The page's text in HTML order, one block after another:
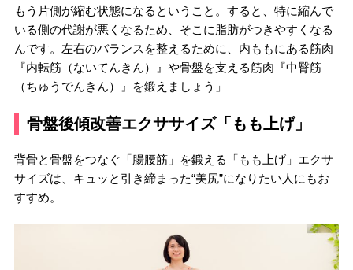
もう片側が縮む状態になるということ。すると、特に縮んで
いる側の代謝が悪くなるため、そこに脂肪がつきやすくなる
んです。左右のバランスを整えるために、内ももにある筋肉
『内転筋（ないてんきん）』や骨盤を支える筋肉『中臀筋
（ちゅうでんきん）』を鍛えましょう」
骨盤後傾改善エクササイズ「もも上げ」
背骨と骨盤をつなぐ「腸腰筋」を鍛える「もも上げ」エクサ
サイズは、キュッと引き締まった“美尻”になりたい人にもお
すすめ。